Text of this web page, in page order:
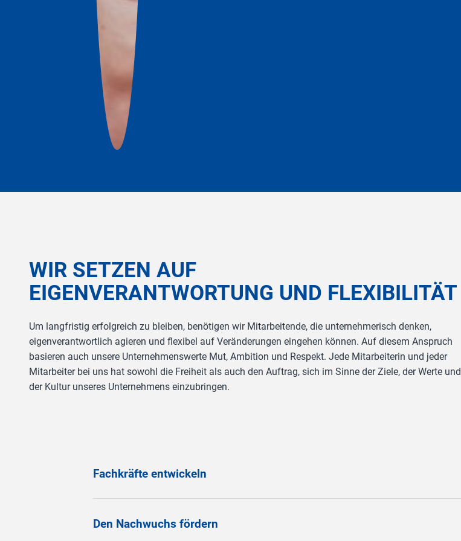
WIR SETZEN AUF
EIGENVERANTWORTUNG UND FLEXIBILITÄT
Um langfristig erfolgreich zu bleiben, benötigen wir Mitarbeitende, die unternehmerisch denken,
eigenverantwortlich agieren und flexibel auf Veränderungen eingehen können. Auf diesem Anspruch
basieren auch unsere Unternehmenswerte Mut, Ambition und Respekt. Jede Mitarbeiterin und jeder
Mitarbeiter bei uns hat sowohl die Freiheit als auch den Auftrag, sich im Sinne der Ziele, der Werte und
der Kultur unseres Unternehmens einzubringen.
Fachkräfte entwickeln
Den Nachwuchs fördern